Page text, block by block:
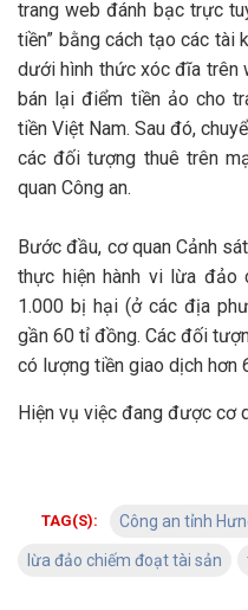
trang web đánh bạc trực
tiền” bằng cách tạo các tài
dưới hình thức xóc đĩa trên
bán lại điểm tiền ảo cho
tiền Việt Nam. Sau đó,
các đối tượng thuê trên
quan Công an.
Bước đầu, cơ quan Cảnh
thực hiện hành vi lừa
1.000 bị hại (ở các địa
gần 60 tỉ đồng. Các đối
có lượng tiền giao dịch hơn
Hiện vụ việc đang được cơ
TAG(S): Công an tỉnh
lừa đảo chiếm đoạt tài sản